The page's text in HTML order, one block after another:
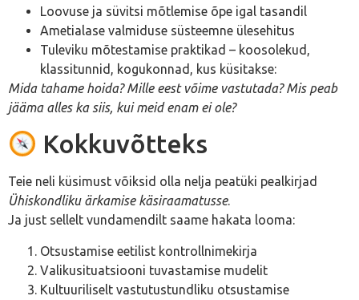
Loovuse ja süvitsi mõtlemise õpe igal tasandil
Ametialase valmiduse süsteemne ülesehitus
Tuleviku mõtestamise praktikad – koosolekud,
klassitunnid, kogukonnad, kus küsitakse:
Mida tahame hoida? Mille eest võime vastutada? Mis peab
jääma alles ka siis, kui meid enam ei ole?
Kokkuvõtteks
Teie neli küsimust võiksid olla nelja peatüki pealkirjad
Ühiskondliku ärkamise käsiraamatusse.
Ja just sellelt vundamendilt saame hakata looma:
Otsustamise eetilist kontrollnimekirja
Valikusituatsiooni tuvastamise mudelit
Kultuuriliselt vastutustundliku otsustamise